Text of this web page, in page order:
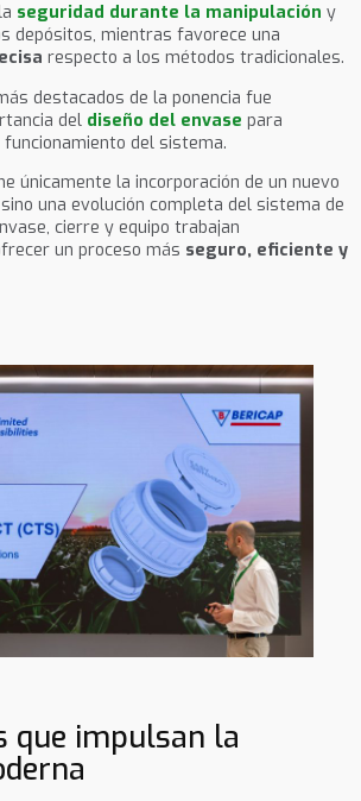
seguridad durante la manipulación y
depósitos, mientras favorece una
respecto a los métodos tradicionales.
destacados de la ponencia fue
del diseño del envase para
del sistema.
únicamente la incorporación de un nuevo
una evolución completa del sistema de
cierre y equipo trabajan
un proceso más seguro, eficiente y
que impulsan la